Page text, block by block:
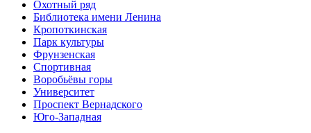
Охотный ряд
Библиотека имени Ленина
Кропоткинская
Парк культуры
Фрунзенская
Спортивная
Воробьёвы горы
Университет
Проспект Вернадского
Юго-Западная